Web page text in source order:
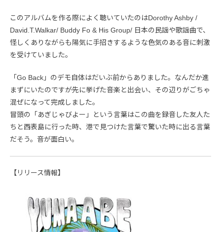
このアルバムを作る際によく聴いていたのはDorothy Ashby /
David.T.Walkar/ Buddy Fo & His Group/ 日本の民謡や歌謡曲で、
怪しくありながらも陽気に手招きするような色気のある音に刺激
を受けていました。
「Go Back」のデモ自体はだいぶ前からありました。なんだか進
まずにいたのですが先に挙げた音楽と出会い、その辺りがごちゃ
混ぜになって完成しました。
冒頭の「あぎじゃびよー」という言葉はこの曲を録音した友人た
ちと西表島に行った時、港で見つけた言葉で驚いた時に出る言葉
だそう。音が面白い。
【リリース情報】